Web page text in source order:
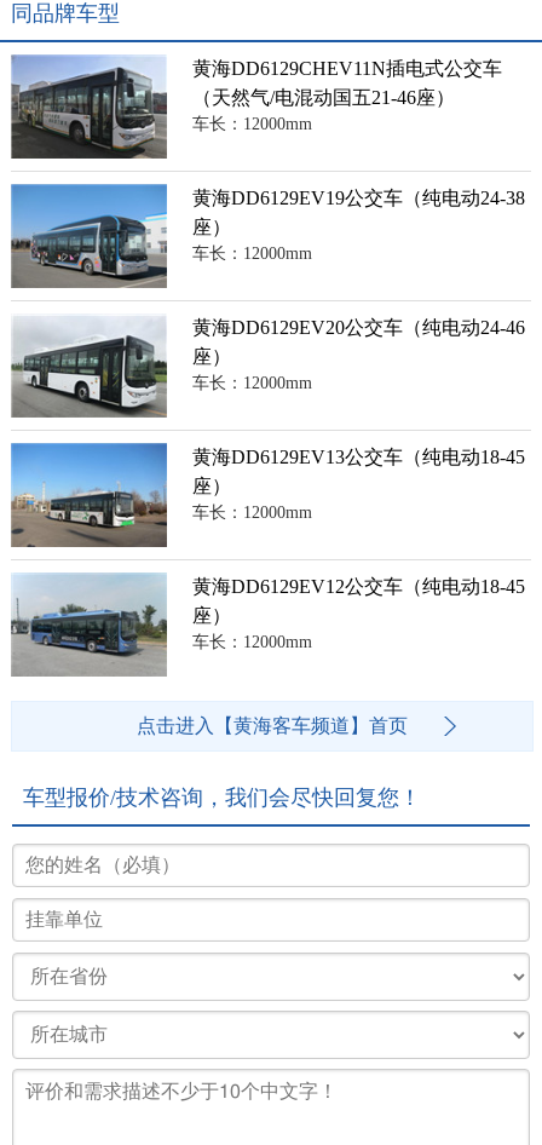
同品牌车型
黄海DD6129CHEV11N插电式公交车
（天然气/电混动国五21-46座）
车长：12000mm
黄海DD6129EV19公交车（纯电动24-38
座）
车长：12000mm
黄海DD6129EV20公交车（纯电动24-46
座）
车长：12000mm
黄海DD6129EV13公交车（纯电动18-45
座）
车长：12000mm
黄海DD6129EV12公交车（纯电动18-45
座）
车长：12000mm
点击进入【黄海客车频道】首页
车型报价/技术咨询，我们会尽快回复您！